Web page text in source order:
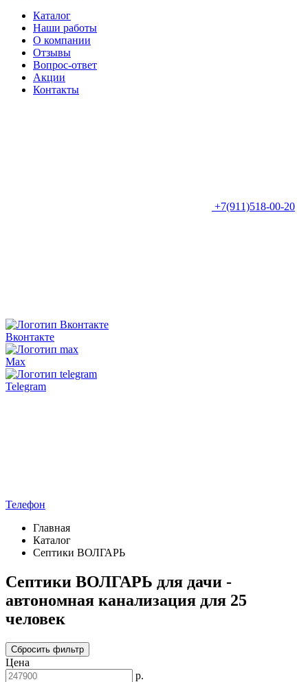
Каталог
Наши работы
О компании
Отзывы
Вопрос-ответ
Акции
Контакты
+7(911)518-00-20
Вконтакте
Max
Telegram
Телефон
Главная
Каталог
Септики ВОЛГАРЬ
Септики ВОЛГАРЬ для дачи -
автономная канализация для 25
человек
Сбросить фильтр
Цена
р.